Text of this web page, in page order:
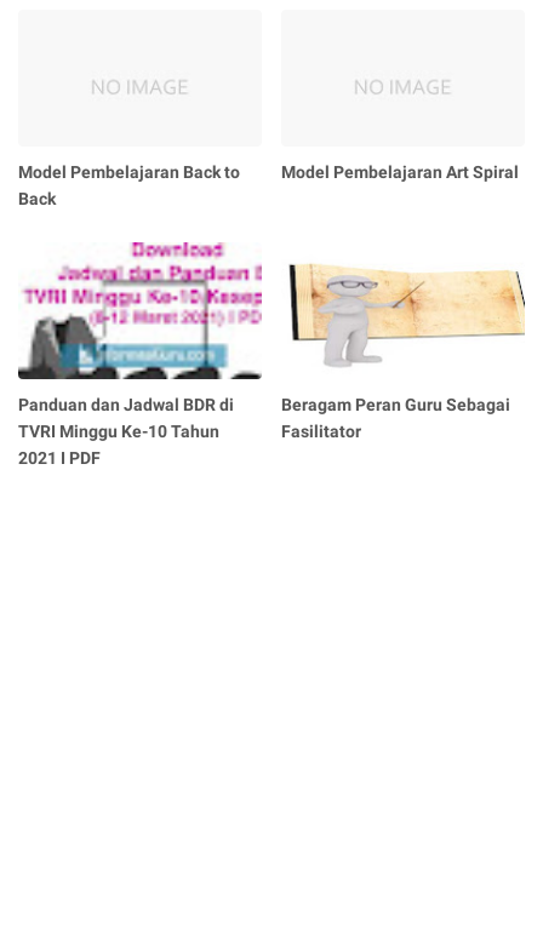
Model Pembelajaran Back to
Back
Model Pembelajaran Art Spiral
Panduan dan Jadwal BDR di
TVRI Minggu Ke-10 Tahun
2021 I PDF
Beragam Peran Guru Sebagai
Fasilitator